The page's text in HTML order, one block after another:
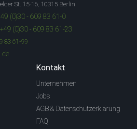
St. 15-16, 10315 Berlin
(0)30 - 609 83 61-0
+49 (0)30 - 609 83 61-23
83 61-99
Kontakt
Unternehmen
Jobs
AGB & Datenschutzerklärung
FAQ